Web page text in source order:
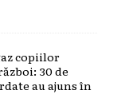
copiilor
30 de
au ajuns în